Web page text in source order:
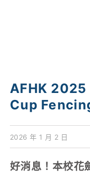
AFHK
Cup
2026 年 1 月 2 日
好消息！本校花